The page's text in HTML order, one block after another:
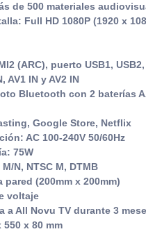
de 500 materiales
Full HD 1080P (1920 x
(ARC), puerto USB1,
AV1 IN y AV2 IN
Bluetooth con 2 baterías
Google Store, Netflix
AC 100-240V 50/60Hz
75W
N, NTSC M, DTMB
(200mm x 200mm)
voltaje
a All Novu TV durante 3
x 80 mm